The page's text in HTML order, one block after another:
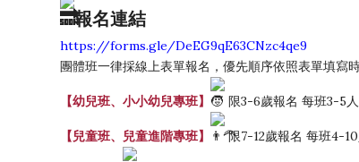
報名連結
https://forms.gle/DeEG9qE63CNzc4qe9
團體班一律採線上表單報名，優先順序依照表單填寫
【幼兒班、小小幼兒專班】 限3-6歲報名 每班3-5人
【兒童班、兒童進階專班】 限7-12歲報名 每班4-10